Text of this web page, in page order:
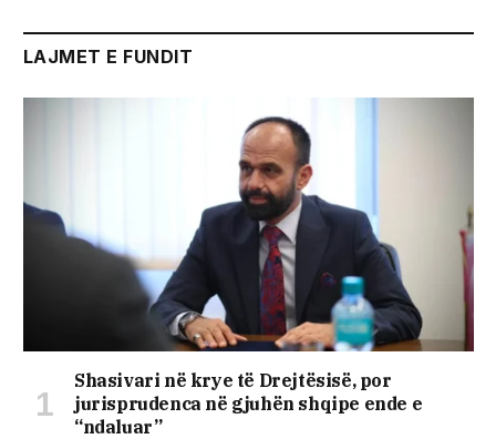
LAJMET E FUNDIT
Shasivari në krye të Drejtësisë, por
jurisprudenca në gjuhën shqipe ende e
“ndaluar”